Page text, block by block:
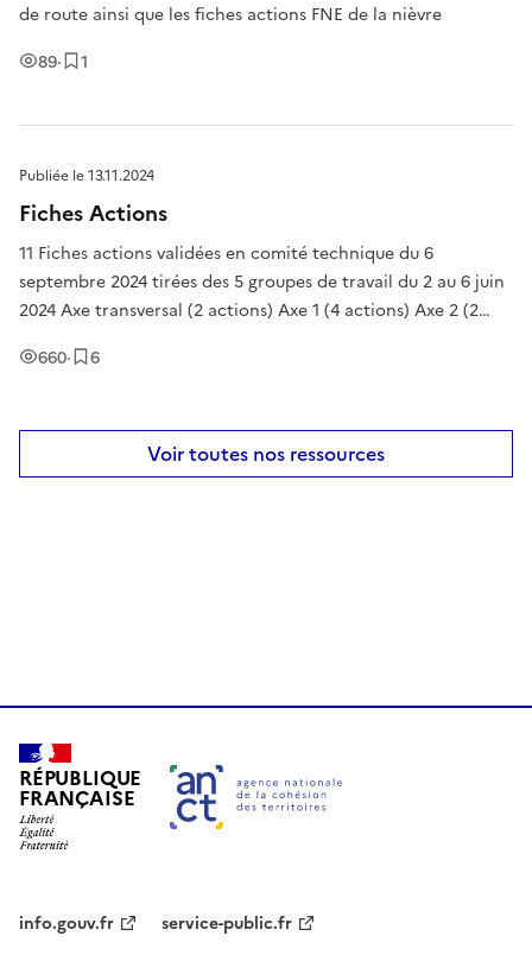
de route ainsi que les fiches actions FNE de la nièvre
89Vues
· 1
Publiée le13.11.2024
Fiches Actions
11 Fiches actions validées en comité technique du 6
septembre 2024 tirées des 5 groupes de travail du 2 au 6 juin
2024 Axe transversal (2 actions) Axe 1 (4 actions) Axe 2 (2
660Vues
· 6Enregistrement
Voir toutes nos ressources
RÉPUBLIQUE
FRANÇAISE
info.gouv.fr service-public.fr